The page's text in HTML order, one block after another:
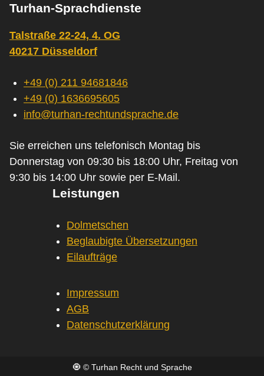
Turhan-Sprachdienste
Talstraße 22-24, 4. OG
40217 Düsseldorf
+49 (0) 211 94681846
+49 (0) 1636695605
info@turhan-rechtundsprache.de
Sie erreichen uns telefonisch Montag bis
Donnerstag von 09:30 bis 18:00 Uhr, Freitag von
9:30 bis 14:00 Uhr sowie per E-Mail.
Leistungen
Dolmetschen
Beglaubigte Übersetzungen
Eilaufträge
Impressum
AGB
Datenschutzerklärung
🧿 © Turhan Recht und Sprache